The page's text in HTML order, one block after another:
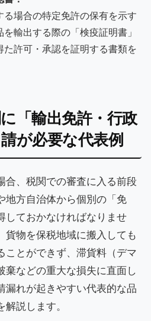
る場合の特定免許の保有を示す
輸出する際の「検疫証明書」
た許可・承認を証明する書類を
に「輸出免許・行政
が必要な代表例
合、税関での審査に入る前段
地方自治体から個別の「免
しておかなければなりませ
貨物を保税地域に搬入しても
ことができず、滞貨料（デマ
棄などの重大な損失に直面し
漏れが起きやすい代表的な品
説します。